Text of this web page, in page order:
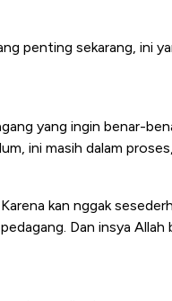
penting sekarang, ini
yang ingin benar-
ini masih dalam
kan nggak
Dan insya